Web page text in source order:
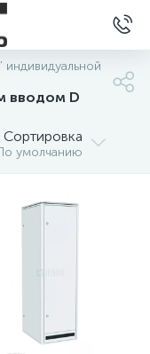
вводом D
Сортировка
умолчанию